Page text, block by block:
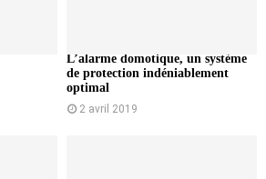
L’alarme domotique, un système
de protection indéniablement
optimal
2 avril 2019